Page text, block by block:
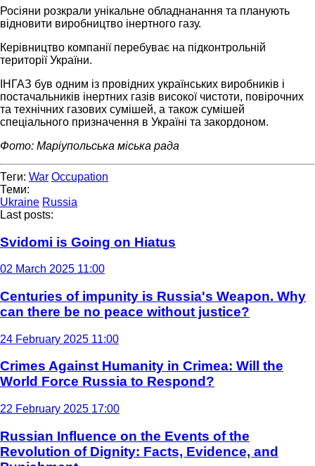
Росіяни розкрали унікальне обладнанання та планують
відновити виробництво інертного газу.
Керівництво компанії перебуває на підконтрольній
території України.
ІНГАЗ був одним із провідних українських виробників і
постачальників інертних газів високої чистоти, повірочних
та технічних газових сумішей, а також сумішей
спеціального призначення в Україні та закордоном.
Фото: Маріупольська міська рада
Теги: War Occupation
Теми:
Ukraine Russia
Last posts:
Svidomi is Going on Hiatus
02 March 2025 11:00
Centuries of impunity is Russia's Weapon. Why
can there be no peace without justice?
24 February 2025 11:00
Crimes Against Humanity in Crimea: Will the
World Force Russia to Respond?
22 February 2025 17:00
Russian Influence on the Events of the
Revolution of Dignity: Facts, Evidence, and